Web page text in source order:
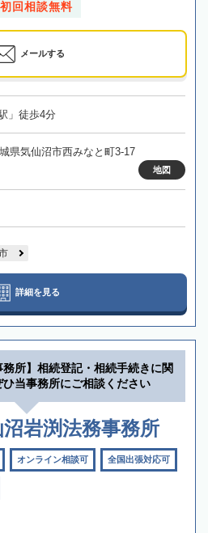
初回相談無料
メールする
」徒歩4分
県気仙沼市西みなと町3-17
地図
詳細を見る
務所】相続登記・相続手続きに関
当事務所にご相談ください
岩渕法務事務所
オンライン相談可 全国出張対応可